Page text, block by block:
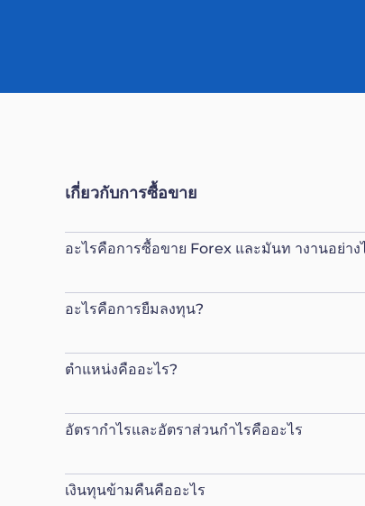
เกี่ยวกับการซื้อขาย
อะไรคือการซื้อขาย Forex และมันท างานอย่าง
อะไรคือการยืมลงทุน?
ตำแหน่งคืออะไร?
อัตรากำไรและอัตราส่วนกำไรคืออะไร
เงินทุนข้ามคืนคืออะไร